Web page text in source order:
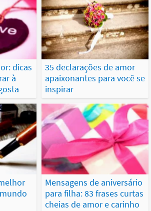
dicas
à
35 declarações de amor
apaixonantes para você se
inspirar
Mensagens de aniversário
para filha: 83 frases curtas
cheias de amor e carinho